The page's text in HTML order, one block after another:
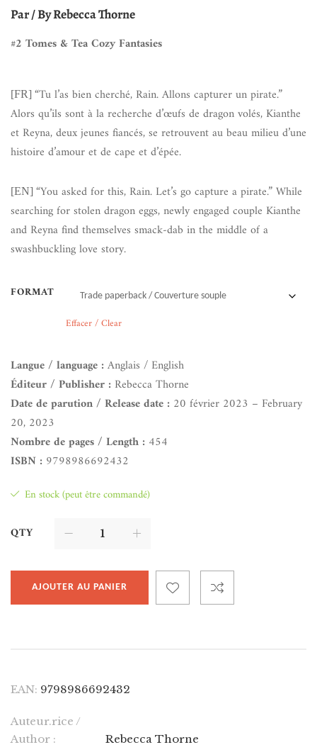
Par / By Rebecca Thorne
#2 Tomes & Tea Cozy Fantasies
[FR] “Tu l’as bien cherché, Rain. Allons capturer un pirate.”
Alors qu’ils sont à la recherche d’œufs de dragon volés, Kianthe
et Reyna, deux jeunes fiancés, se retrouvent au beau milieu d’une
histoire d’amour et de cape et d’épée.
[EN] “You asked for this, Rain. Let’s go capture a pirate.” While
searching for stolen dragon eggs, newly engaged couple Kianthe
and Reyna find themselves smack-dab in the middle of a
swashbuckling love story.
FORMAT
Effacer / Clear
Langue / language :Anglais / English
Éditeur / Publisher : Rebecca Thorne
Date de parution / Release date : 20 février 2023 – February
20, 2023
Nombre de pages / Length : 454
ISBN : 9798986692432
En stock (peut être commandé)
QTY
AJOUTER AU PANIER
EAN: 9798986692432
Auteur.rice /
Author :
Rebecca Thorne